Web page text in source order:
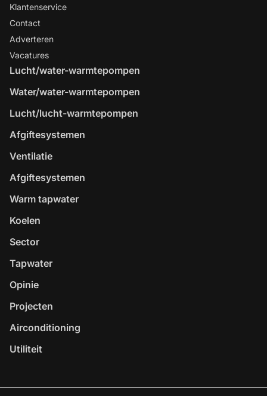
Klantenservice
Contact
Adverteren
Vacatures
Lucht/water-warmtepompen
Water/water-warmtepompen
Lucht/lucht-warmtepompen
Afgiftesystemen
Ventilatie
Afgiftesystemen
Warm tapwater
Koelen
Sector
Tapwater
Opinie
Projecten
Airconditioning
Utiliteit